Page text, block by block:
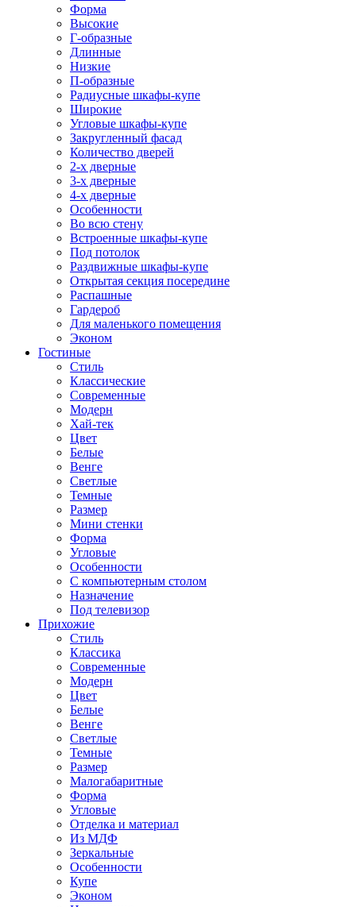
Форма
Высокие
Г-образные
Длинные
Низкие
П-образные
Радиусные шкафы-купе
Широкие
Угловые шкафы-купе
Закругленный фасад
Количество дверей
2-х дверные
3-х дверные
4-х дверные
Особенности
Во всю стену
Встроенные шкафы-купе
Под потолок
Раздвижные шкафы-купе
Открытая секция посередине
Распашные
Гардероб
Для маленького помещения
Эконом
Гостиные
Стиль
Классические
Современные
Модерн
Хай-тек
Цвет
Белые
Венге
Светлые
Темные
Размер
Мини стенки
Форма
Угловые
Особенности
С компьютерным столом
Назначение
Под телевизор
Прихожие
Стиль
Классика
Современные
Модерн
Цвет
Белые
Венге
Светлые
Темные
Размер
Малогабаритные
Форма
Угловые
Отделка и материал
Из МДФ
Зеркальные
Особенности
Купе
Эконом